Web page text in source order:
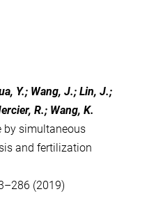
Y.; Wang, J.; Lin, J.;
R.; Wang, K.
by simultaneous
and fertilization
(2019)